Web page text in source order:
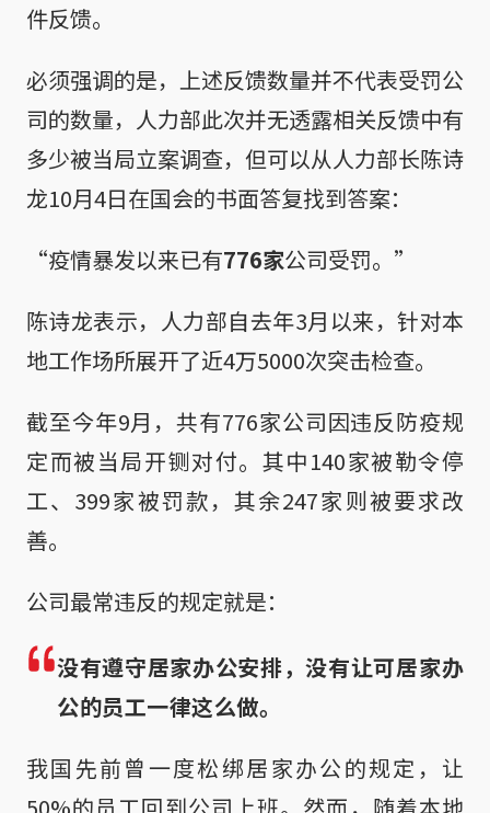
件反馈。
必须强调的是，上述反馈数量并不代表受罚公
司的数量，人力部此次并无透露相关反馈中有
多少被当局立案调查，但可以从人力部长陈诗
龙10月4日在国会的书面答复找到答案：
“疫情暴发以来已有776家公司受罚。”
陈诗龙表示，人力部自去年3月以来，针对本
地工作场所展开了近4万5000次突击检查。
截至今年9月，共有776家公司因违反防疫规
定而被当局开铡对付。其中140家被勒令停
工、399家被罚款，其余247家则被要求改
善。
公司最常违反的规定就是：
没有遵守居家办公安排，没有让可居家办
公的员工一律这么做。
我国先前曾一度松绑居家办公的规定，让
50%的员工回到公司上班。然而，随着本地